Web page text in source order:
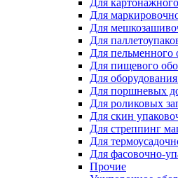
Для
Для
Для
Для
Для пельменного
Для пищевого
Для
Для поршневых
Для роликовых
Для скин
Для стреппинг
Для
Для фасовочно-
Прочие